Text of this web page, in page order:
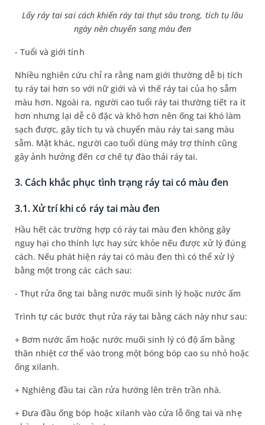
Lấy ráy tai sai cách khiến ráy tai thụt sâu trong, tích tụ lâu
ngày nên chuyển sang màu đen
- Tuổi và giới tính
Nhiều nghiên cứu chỉ ra rằng nam giới thường dễ bị tích
tụ ráy tai hơn so với nữ giới và vì thế ráy tai của họ sẫm
màu hơn. Ngoài ra, người cao tuổi ráy tai thường tiết ra ít
hơn nhưng lại dễ cô đặc và khô hơn nên ống tai khó làm
sạch được, gây tích tụ và chuyển màu ráy tai sang màu
sẫm. Mặt khác, người cao tuổi dùng máy trợ thính cũng
gây ảnh hưởng đến cơ chế tự đào thải ráy tai.
3. Cách khắc phục tình trạng ráy tai có màu đen
3.1. Xử trí khi có ráy tai màu đen
Hầu hết các trường hợp có ráy tai màu đen không gây
nguy hại cho thính lực hay sức khỏe nếu được xử lý đúng
cách. Nếu phát hiện ráy tai có màu đen thì có thể xử lý
bằng một trong các cách sau:
- Thụt rửa ống tai bằng nước muối sinh lý hoặc nước ấm
Trình tự các bước thụt rửa ráy tai bằng cách này như sau:
+ Bơm nước ấm hoặc nước muối sinh lý có độ ấm bằng
thân nhiệt cơ thể vào trong một bóng bóp cao su nhỏ hoặc
ống xilanh.
+ Nghiêng đầu tai cần rửa hướng lên trên trần nhà.
+ Đưa đầu ống bóp hoặc xilanh vào cửa lỗ ống tai và nhẹ